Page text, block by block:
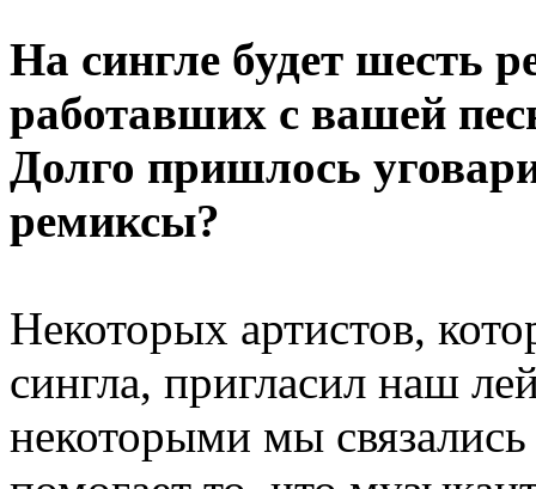
На сингле будет шесть
работавших с вашей
Долго пришлось
ремиксы?
Некоторых артистов,
сингла, пригласил наш
некоторыми мы